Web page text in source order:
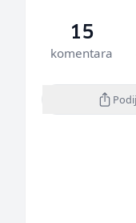
15
komentara